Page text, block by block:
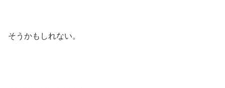
そうかもしれない。